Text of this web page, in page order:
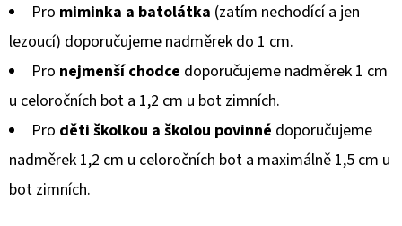
Pro miminka a batolátka (zatím nechodící a jen
lezoucí) doporučujeme nadměrek do 1 cm.
Pro nejmenší chodce doporučujeme nadměrek 1 cm
u celoročních bot a 1,2 cm u bot zimních.
Pro děti školkou a školou povinné doporučujeme
nadměrek 1,2 cm u celoročních bot a maximálně 1,5 cm u
bot zimních.